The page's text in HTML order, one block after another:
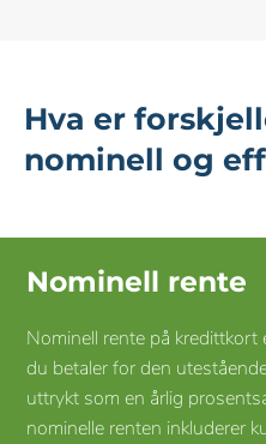
Hva er
nominell og
Nominell rente
Nominell rente på
du betaler for den
uttrykt som en årlig
nominelle renten inkluderer